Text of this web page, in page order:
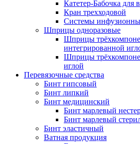
Катетер-Бабочка для
Кран трехходовой
Системы
Шприцы одноразовые
Шприцы
интегрированной
Шприцы
иглой
Перевязочные средства
Бинт гипсовый
Бинт липкий
Бинт медицинский
Бинт марлевый
Бинт марлевый
Бинт эластичный
Ватная продукция